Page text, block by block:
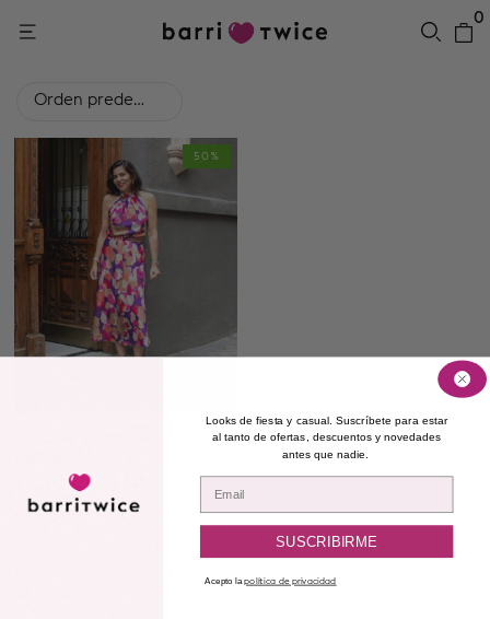
0
Orden predeterminado
50%
Vestido estampado cuello
199,00
100,00€
Looks de fiesta y casual. Suscríbete para estar
al tanto de ofertas, descuentos y novedades
antes que nadie.
SUSCRIBIRME
Acepto lapolítica de privacidad